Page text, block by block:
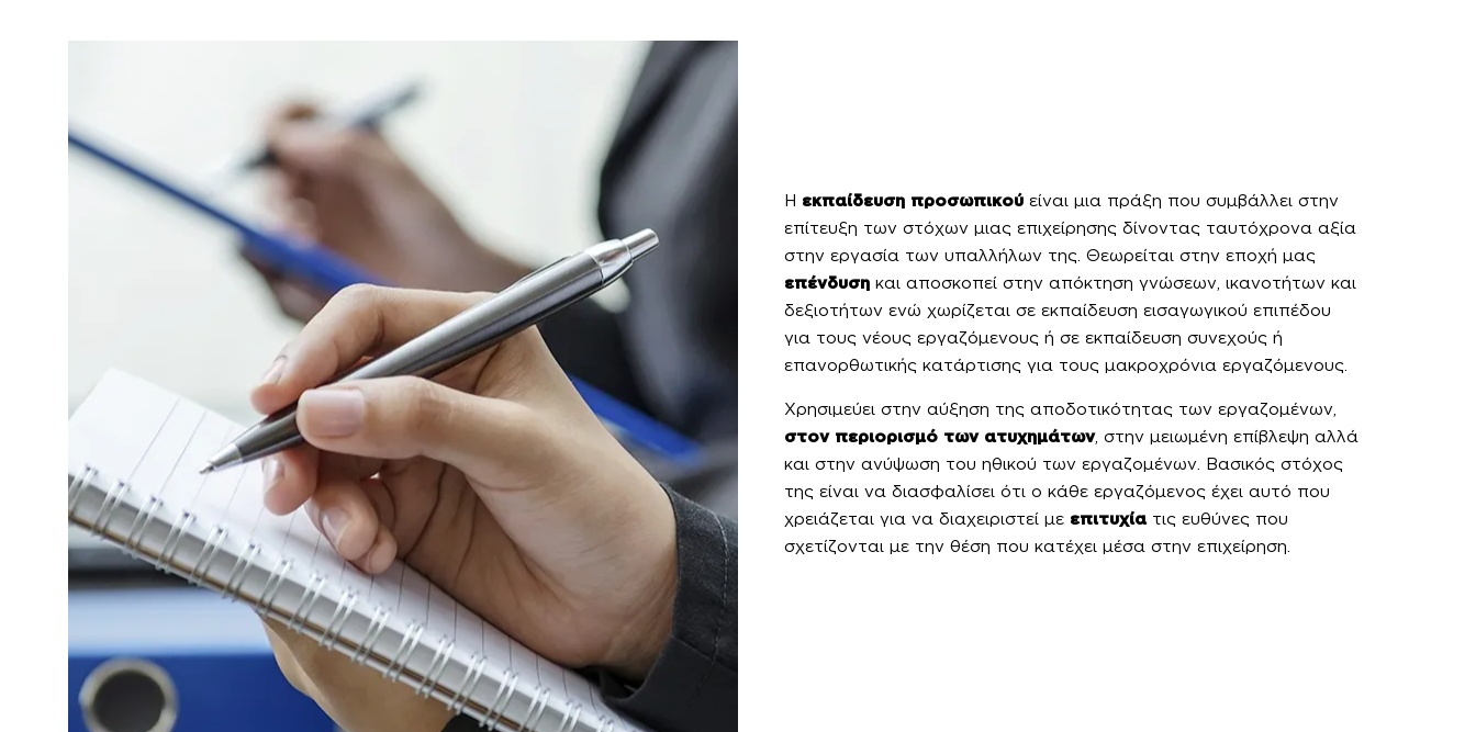
Η εκπαίδευση προσωπικούείναι μια πράξη που συμβάλλει στην
επίτευξη των στόχων μιας επιχείρησης δίνοντας ταυτόχρονα αξία
στην εργασία των υπαλλήλων της. Θεωρείται στην εποχή μας
επένδυση και αποσκοπεί στην απόκτηση γνώσεων, ικανοτήτων και
δεξιοτήτων ενώ χωρίζεται σε εκπαίδευση εισαγωγικού επιπέδου
για τους νέους εργαζόμενους ή σε εκπαίδευση συνεχούς ή
επανορθωτικής κατάρτισης για τους μακροχρόνια εργαζόμενους.
Χρησιμεύει στην αύξηση της αποδοτικότητας των εργαζομένων,
στον περιορισμό των ατυχημάτων, στην μειωμένη επίβλεψη αλλά
και στην ανύψωση του ηθικού των εργαζομένων. Βασικός στόχος
της είναι να διασφαλίσει ότι ο κάθε εργαζόμενος έχει αυτό που
χρειάζεται για να διαχειριστεί με επιτυχία τις ευθύνες που
σχετίζονται με την θέση που κατέχει μέσα στην επιχείρηση.